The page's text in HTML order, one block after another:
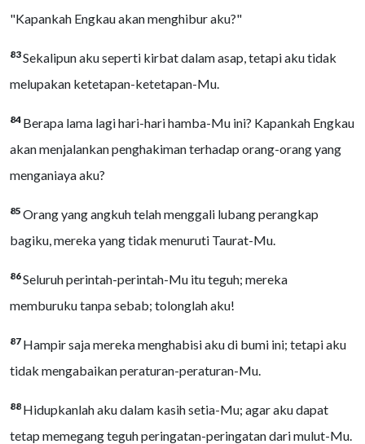
"Kapankah Engkau akan menghibur aku?"
83Sekalipun aku seperti kirbat dalam asap, tetapi aku tidak
melupakan ketetapan-ketetapan-Mu.
84 Berapa lama lagi hari-hari hamba-Mu ini? Kapankah Engkau
akan menjalankan penghakiman terhadap orang-orang yang
menganiaya aku?
85 Orang yang angkuh telah menggali lubang perangkap
bagiku, mereka yang tidak menuruti Taurat-Mu.
86Seluruh perintah-perintah-Mu itu teguh; mereka
memburuku tanpa sebab; tolonglah aku!
87 Hampir saja mereka menghabisi aku di bumi ini; tetapi aku
tidak mengabaikan peraturan-peraturan-Mu.
88 Hidupkanlah aku dalam kasih setia-Mu; agar aku dapat
tetap memegang teguh peringatan-peringatan dari mulut-Mu.